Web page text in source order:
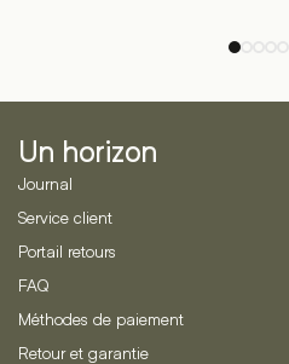
choisies
sur
page
du
Un horizon
Journal
Service client
Portail retours
FAQ
Méthodes de paiement
Retour et garantie